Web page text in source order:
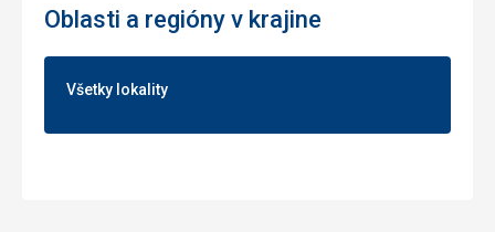
Oblasti a regióny v krajine
Všetky lokality